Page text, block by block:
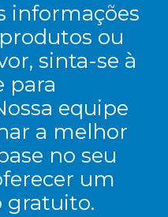
informações
ou
sinta-se à
para
equipe
a melhor
no seu
um
gratuito.